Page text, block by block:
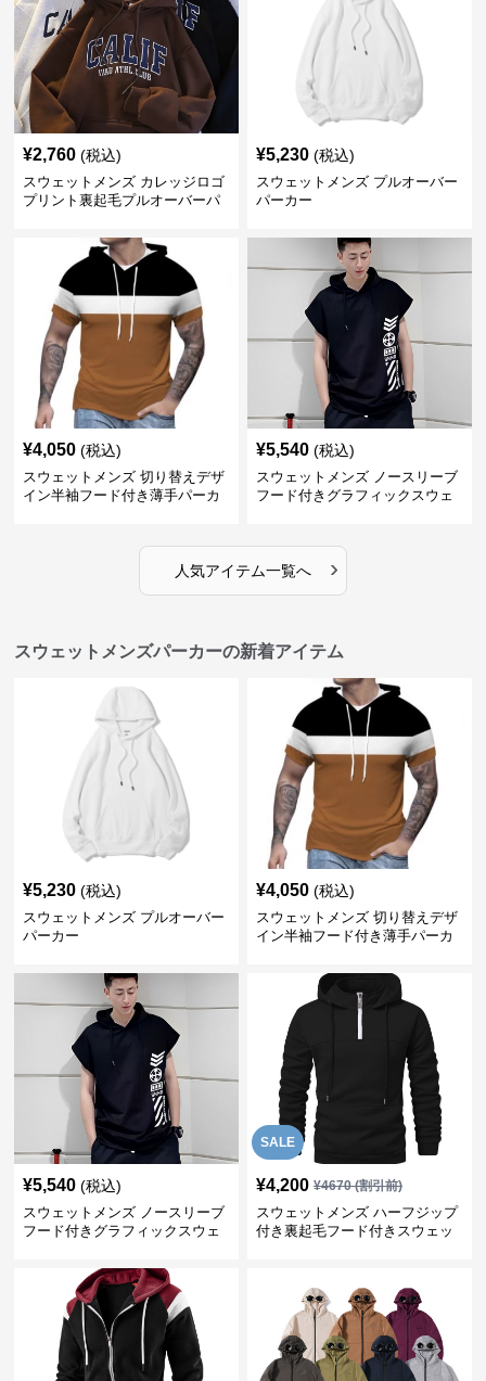
¥2,760 (税込)
スウェットメンズ カレッジロゴ
プリント裏起毛プルオーバーパ
¥5,230 (税込)
スウェットメンズ プルオーバー
パーカー
¥4,050 (税込)
スウェットメンズ 切り替えデザ
イン半袖フード付き薄手パーカ
¥5,540 (税込)
スウェットメンズ ノースリーブ
フード付きグラフィックスウェ
人気アイテム一覧へ ›
スウェットメンズパーカーの新着アイテム
¥5,230 (税込)
スウェットメンズ プルオーバー
パーカー
¥4,050 (税込)
スウェットメンズ 切り替えデザ
イン半袖フード付き薄手パーカ
¥5,540 (税込)
スウェットメンズ ノースリーブ
フード付きグラフィックスウェ
SALE
¥4,200 ¥4670(割引前)
スウェットメンズ ハーフジップ
付き裏起毛フード付きスウェッ